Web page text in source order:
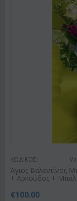
ΚΩΔΙΚΟΣ:
Άγιος Βαλεντίνος
+ Αρκούδος +
€100.00